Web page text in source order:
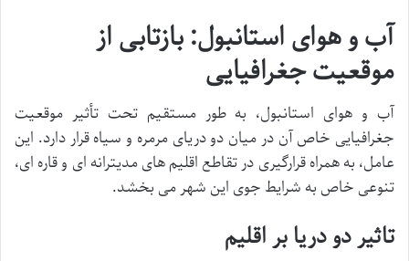
آب و هوای استانبول: بازتابی از
موقعیت جغرافیایی
آب و هوای استانبول، به طور مستقیم تحت تأثیر موقعیت
جغرافیایی خاص آن در میان دو دریای مرمره و سیاه قرار دارد. این
عامل، به همراه قرارگیری در تقاطع اقلیم های مدیترانه ای و قاره ای،
تنوعی خاص به شرایط جوی این شهر می بخشد.
تاثیر دو دریا بر اقلیم